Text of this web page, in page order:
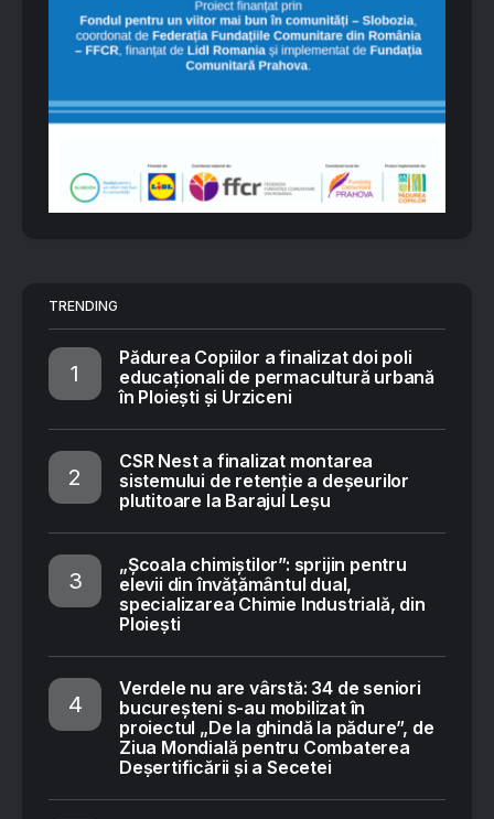
TRENDING
Pădurea Copiilor a finalizat doi poli
educaționali de permacultură urbană
în Ploiești și Urziceni
CSR Nest a finalizat montarea
sistemului de retenție a deșeurilor
plutitoare la Barajul Leșu
„Școala chimiștilor”: sprijin pentru
elevii din învățământul dual,
specializarea Chimie Industrială, din
Ploiești
Verdele nu are vârstă: 34 de seniori
bucureșteni s-au mobilizat în
proiectul „De la ghindă la pădure”, de
Ziua Mondială pentru Combaterea
Deșertificării și a Secetei